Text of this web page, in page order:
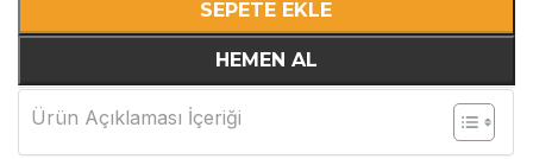
SEPETE EKLE
HEMEN AL
Ürün Açıklaması İçeriği